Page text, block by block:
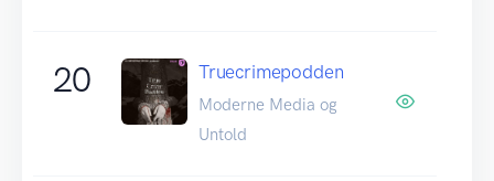
20 Truecrimepodden
Moderne Media og
Untold